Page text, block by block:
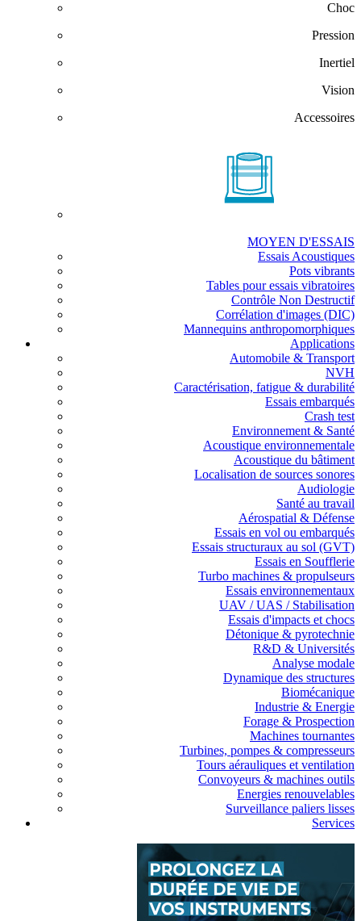
Choc
Pression
Inertiel
Vision
Accessoires
MOYEN D'ESSAIS
Essais Acoustiques
Pots vibrants
Tables pour essais vibratoires
Contrôle Non Destructif
Corrélation d'images (DIC)
Mannequins anthropomorphiques
Applications
Automobile & Transport
NVH
Caractérisation, fatigue & durabilité
Essais embarqués
Crash test
Environnement & Santé
Acoustique environnementale
Acoustique du bâtiment
Localisation de sources sonores
Audiologie
Santé au travail
Aérospatial & Défense
Essais en vol ou embarqués
Essais structuraux au sol (GVT)
Essais en Soufflerie
Turbo machines & propulseurs
Essais environnementaux
UAV / UAS / Stabilisation
Essais d'impacts et chocs
Détonique & pyrotechnie
R&D & Universités
Analyse modale
Dynamique des structures
Biomécanique
Industrie & Energie
Forage & Prospection
Machines tournantes
Turbines, pompes & compresseurs
Tours aérauliques et ventilation
Convoyeurs & machines outils
Energies renouvelables
Surveillance paliers lisses
Services